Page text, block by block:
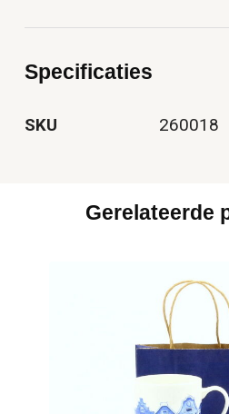
Specificaties
SKU 260018
Gerelateerde